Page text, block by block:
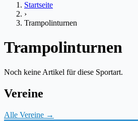
Startseite
›
Trampolinturnen
Trampolinturnen
Noch keine Artikel für diese Sportart.
Vereine
Alle Vereine →